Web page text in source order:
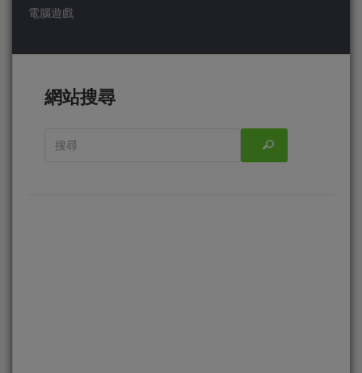
電腦遊戲
網站搜尋